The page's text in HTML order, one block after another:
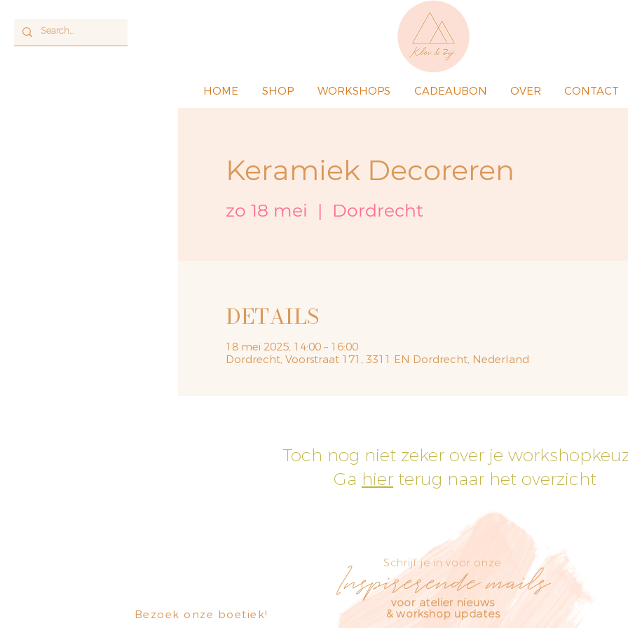
HOME SHOP WORKSHOPS CADEAUBON OVER CONTACT
Keramiek Decoreren
zo 18 mei
  |
Dordrecht
DETAILS
18 mei 2025, 14:00 – 16:00
Dordrecht, Voorstraat 171, 3311 EN Dordrecht, Nederland
Toch nog niet zeker over je
Ga hier terug naar het overzicht
Bezoek onze boetiek​!
Inspirerende mails
Schrijf je in voor onze
voor atelier nieuws
& workshop updates